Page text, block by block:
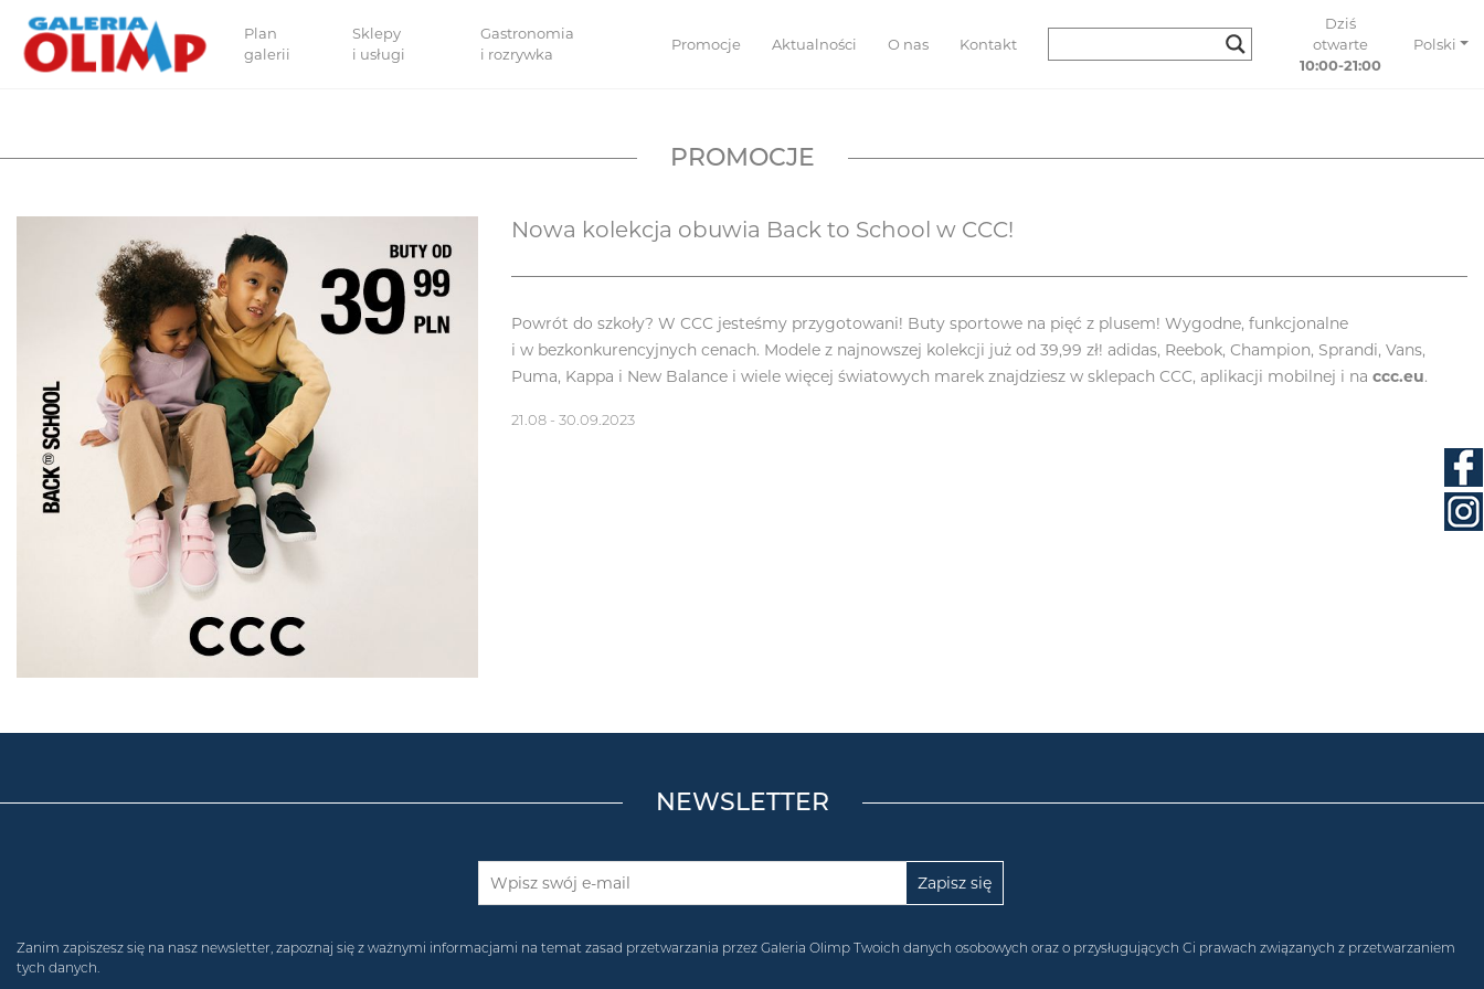
Plan
galerii
Sklepy
i usługi
Gastronomia
i rozrywka
Promocje Aktualności O nas Kontakt
Dziś
otwarte
10:00-21:00
Polski
PROMOCJE
Nowa kolekcja obuwia Back to School w CCC!
Powrót do szkoły? W CCC jesteśmy przygotowani! Buty sportowe na pięć z plusem! Wygodne, funkcjonalne
i w bezkonkurencyjnych cenach. Modele z najnowszej kolekcji już od 39,99 zł! adidas, Reebok, Champion, Sprandi, Vans,
Puma, Kappa i New Balance i wiele więcej światowych marek znajdziesz w sklepach CCC, aplikacji mobilnej i na ccc.eu.
21.08 - 30.09.2023
NEWSLETTER
Zanim zapiszesz się na nasz newsletter, zapoznaj się z ważnymi informacjami na temat zasad przetwarzania przez Galeria Olimp Twoich danych osobowych oraz o przysługujących Ci prawach związanych z przetwarzaniem
tych danych.